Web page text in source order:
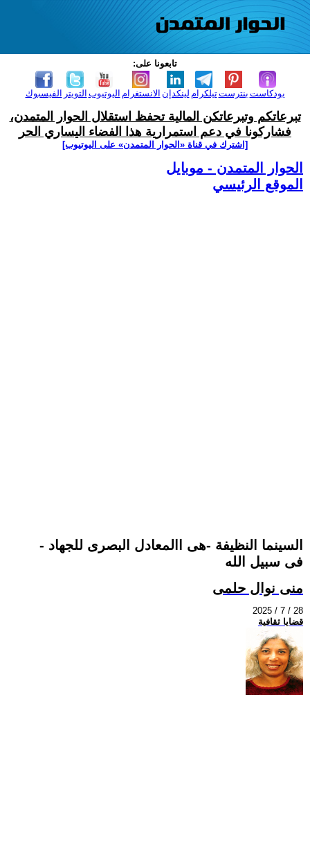
تابعونا على:
الفيسبوك التويتر اليوتيوب الانستغرام لينكدإن تيلكرامبنترست بودكاست
تبرعاتكم وتبرعاتكن المالية تحفظ استقلال الحوار المتمدن،
فشاركونا في دعم استمرارية هذا الفضاء اليساري الحر
[اشترك في قناة ‫«الحوار المتمدن» على اليوتيوب]
الحوار المتمدن - موبايل
الموقع الرئيسي
- السينما النظيفة -هى االمعادل البصرى للجهاد
فى سبيل الله
منى نوال حلمى
2025 / 7 / 28
قضايا ثقافية